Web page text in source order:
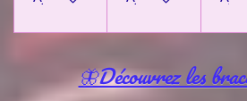
🦋Découvrez les